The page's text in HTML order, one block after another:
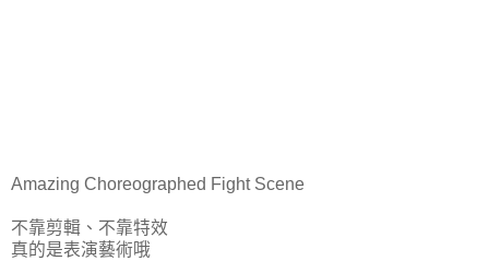
Amazing Choreographed Fight Scene
不靠剪輯、不靠特效
真的是表演藝術哦